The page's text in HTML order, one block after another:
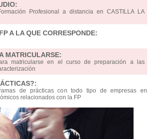
Profesional a distancia en CASTILLA LA
A LA QUE CORRESPONDE:
MATRICULARSE:
matricularse en el curso de preparación a las
de prácticas con todo tipo de empresas en
relacionados con la FP